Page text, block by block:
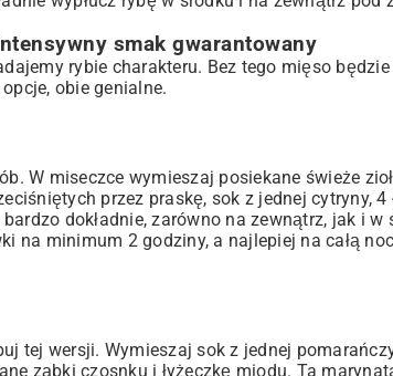
smak gwarantowany
rybie charakteru. Bez tego mięso będzie
obie genialne.
W miseczce wymieszaj posiekane świeże
przez praskę, sok z jednej cytryny, 4
dokładnie, zarówno na zewnątrz, jak i
na minimum 2 godziny, a najlepiej na całą
tej wersji. Wymieszaj sok z jednej
ząbki czosnku i łyżeczkę miodu. Ta